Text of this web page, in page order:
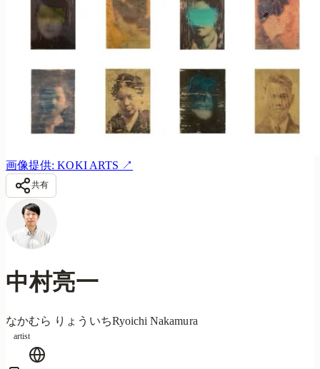
画像提供: KOKI ARTS ↗
共有
中村亮一
なかむら りょういちRyoichi Nakamura
artist